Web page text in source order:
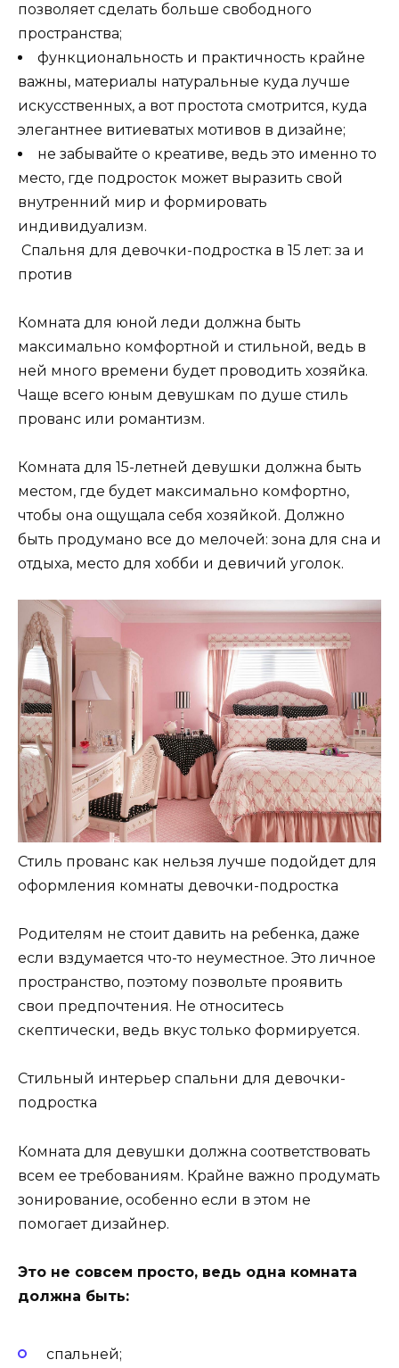
позволяет сделать больше свободного
пространства;
функциональность и практичность крайне
важны, материалы натуральные куда лучше
искусственных, а вот простота смотрится, куда
элегантнее витиеватых мотивов в дизайне;
не забывайте о креативе, ведь это именно то
место, где подросток может выразить свой
внутренний мир и формировать
индивидуализм.
Спальня для девочки-подростка в 15 лет: за и
против
Комната для юной леди должна быть
максимально комфортной и стильной, ведь в
ней много времени будет проводить хозяйка.
Чаще всего юным девушкам по душе стиль
прованс или романтизм.
Комната для 15-летней девушки должна быть
местом, где будет максимально комфортно,
чтобы она ощущала себя хозяйкой. Должно
быть продумано все до мелочей: зона для сна и
отдыха, место для хобби и девичий уголок.
Стиль прованс как нельзя лучше подойдет для
оформления комнаты девочки-подростка
Родителям не стоит давить на ребенка, даже
если вздумается что-то неуместное. Это личное
пространство, поэтому позвольте проявить
свои предпочтения. Не относитесь
скептически, ведь вкус только формируется.
Стильный интерьер спальни для девочки-
подростка
Комната для девушки должна соответствовать
всем ее требованиям. Крайне важно продумать
зонирование, особенно если в этом не
помогает дизайнер.
Это не совсем просто, ведь одна комната
должна быть:
спальней;